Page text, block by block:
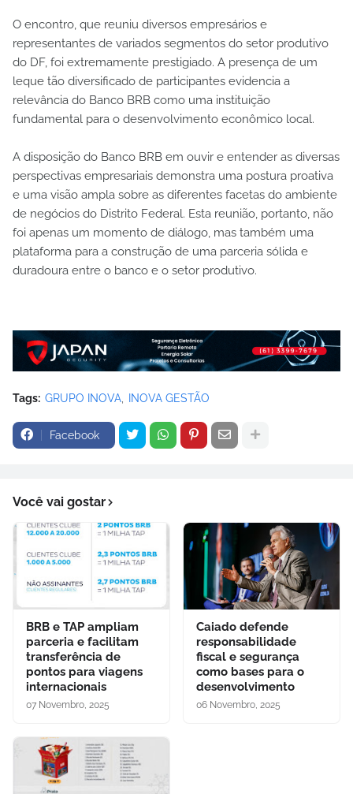
O encontro, que reuniu diversos empresários e
representantes de variados segmentos do setor produtivo
do DF, foi extremamente prestigiado. A presença de um
leque tão diversificado de participantes evidencia a
relevância do Banco BRB como uma instituição
fundamental para o desenvolvimento econômico local.
A disposição do Banco BRB em ouvir e entender as diversas
perspectivas empresariais demonstra uma postura proativa
e uma visão ampla sobre as diferentes facetas do ambiente
de negócios do Distrito Federal. Esta reunião, portanto, não
foi apenas um momento de diálogo, mas também uma
plataforma para a construção de uma parceria sólida e
duradoura entre o banco e o setor produtivo.
Tags: GRUPO INOVA INOVA GESTÃO
Facebook
Você vai gostar
BRB e TAP ampliam
parceria e facilitam
transferência de
pontos para viagens
internacionais
07 Novembro, 2025
Caiado defende
responsabilidade
fiscal e segurança
como bases para o
desenvolvimento
06 Novembro, 2025